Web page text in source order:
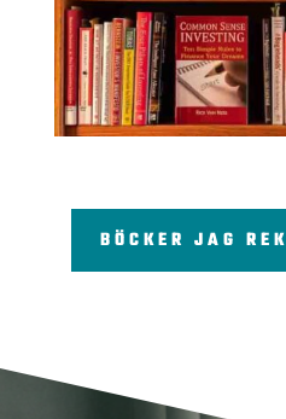
BÖCKER JAG